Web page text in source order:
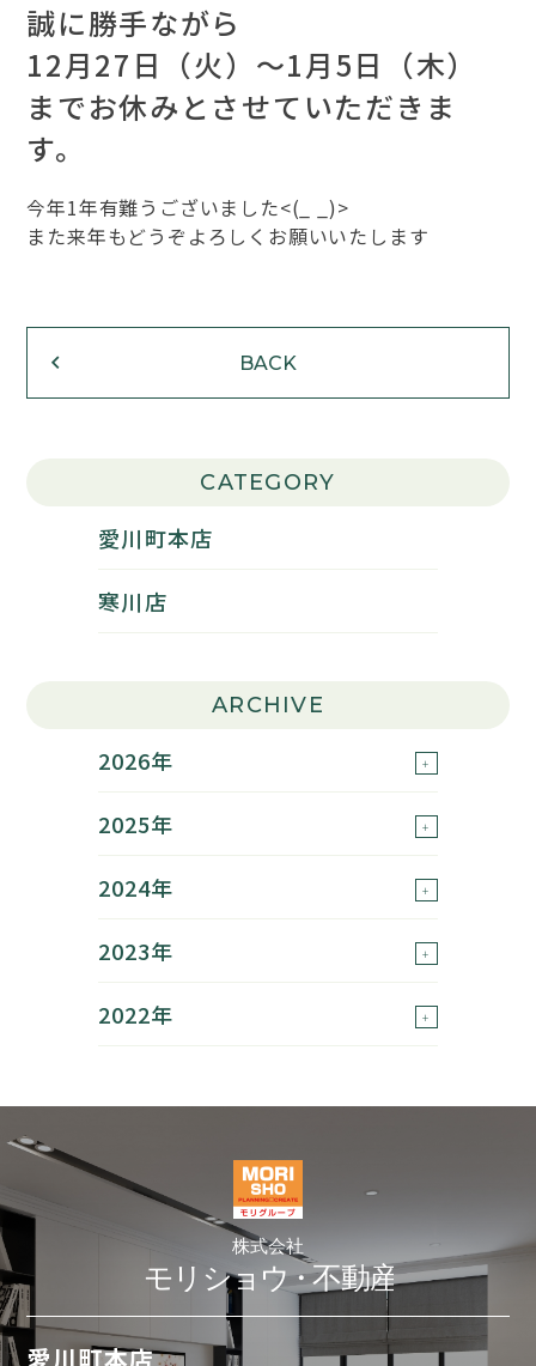
誠に勝手ながら
12月27日（火）～1月5日（木）
までお休みとさせていただきま
す。
今年1年有難うございました<(_ _)>
また来年もどうぞよろしくお願いいたします
BACK
CATEGORY
愛川町本店
寒川店
ARCHIVE
2026年
2025年
2024年
2023年
2022年
愛川町本店